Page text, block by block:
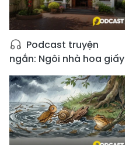
Podcast truyện
ngắn: Ngôi nhà hoa giấy